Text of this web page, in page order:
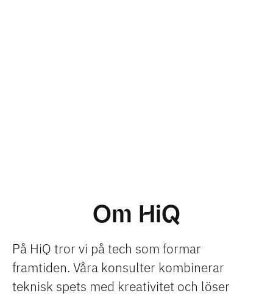
Om HiQ
På HiQ tror vi på tech som formar
framtiden. Våra konsulter kombinerar
teknisk spets med kreativitet och löser